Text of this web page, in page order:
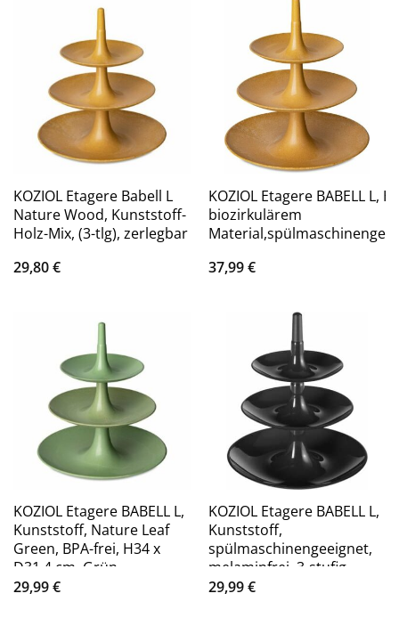
KOZIOL Etagere Babell L
Nature Wood, Kunststoff-
Holz-Mix, (3-tlg), zerlegbar
29,80€
KOZIOL Etagere BABELL L,
biozirkulärem
37,99€
KOZIOL Etagere BABELL L,
Kunststoff, Nature Leaf
Green, BPA-frei, H34 x
D31,4 cm, Grün
29,99€
KOZIOL Etagere BABELL L,
Kunststoff,
spülmaschinengeeignet,
melaminfrei, 3-stufig
29,99€